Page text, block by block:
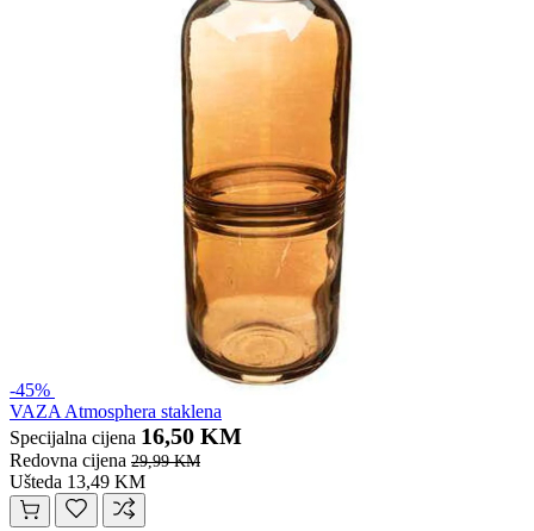
-45%
VAZA Atmosphera staklena
Specijalna cijena 16,50 KM
Redovna cijena 29,99 KM
Ušteda 13,49 KM